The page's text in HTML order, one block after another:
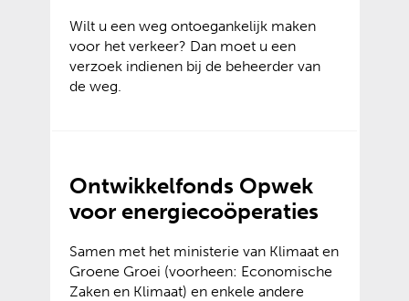
Wilt u een weg ontoegankelijk maken
voor het verkeer? Dan moet u een
verzoek indienen bij de beheerder van
de weg.
Ontwikkelfonds Opwek
voor energiecoöperaties
Samen met het ministerie van Klimaat en
Groene Groei (voorheen: Economische
Zaken en Klimaat) en enkele andere